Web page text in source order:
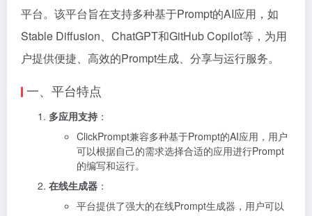
平台。该平台旨在支持多种基于Prompt的AI应用，如
Stable Diffusion、ChatGPT和GitHub Copilot等，为用
户提供便捷、高效的Prompt生成、分享与运行服务。
一、平台特点
多应用支持 ：
ClickPrompt兼容多种基于Prompt的AI应用，用户
可以根据自己的需求选择合适的应用进行Prompt
的编写和运行。
在线生成器 ：
平台提供了强大的在线Prompt生成器，用户可以